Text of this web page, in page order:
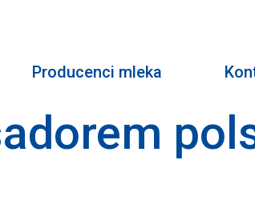
Producenci mleka